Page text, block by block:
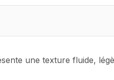
une texture fluide,